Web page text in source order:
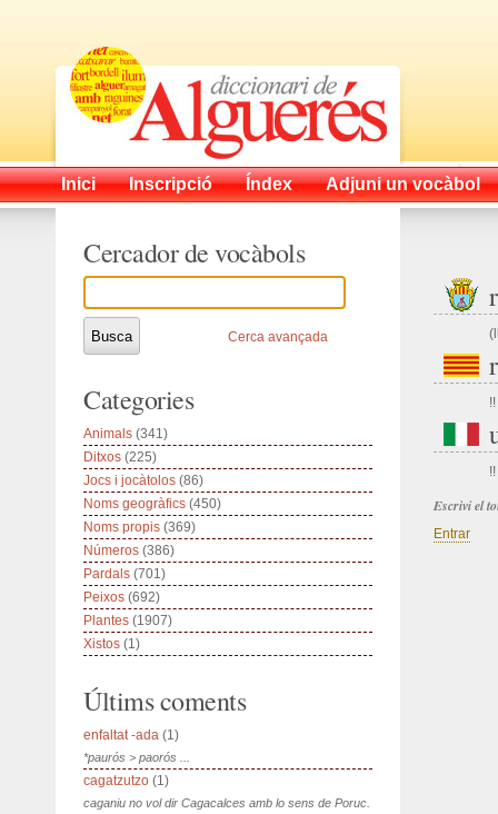
Inici Inscripció Índex Adjuni un vocàbol
!!
!!
Escrivi el
Entrar
Cercador de vocàbols
Cerca avançada
Categories
Animals (341)
Ditxos (225)
Jocs i jocàtolos (86)
Noms geogràfics (450)
Noms propis (369)
Números (386)
Pardals (701)
Peixos (692)
Plantes (1907)
Xistos (1)
Últims coments
enfaltat -ada (1)
*paurós > paorós ...
cagatzutzo (1)
caganiu no vol dir Cagacalces amb lo sens de Poruc.